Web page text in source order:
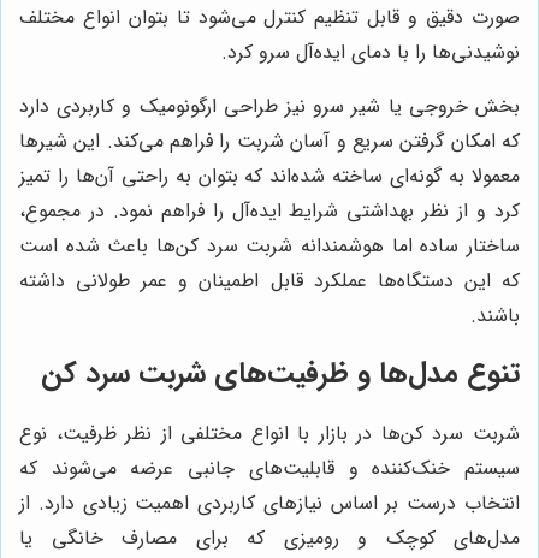
صورت دقیق و قابل تنظیم کنترل می‌شود تا بتوان انواع مختلف
نوشیدنی‌ها را با دمای ایده‌آل سرو کرد.
بخش خروجی یا شیر سرو نیز طراحی ارگونومیک و کاربردی دارد
که امکان گرفتن سریع و آسان شربت را فراهم می‌کند. این شیرها
معمولا به گونه‌ای ساخته شده‌اند که بتوان به راحتی آن‌ها را تمیز
کرد و از نظر بهداشتی شرایط ایده‌آل را فراهم نمود. در مجموع،
ساختار ساده اما هوشمندانه شربت سرد کن‌ها باعث شده است
که این دستگاه‌ها عملکرد قابل اطمینان و عمر طولانی داشته
باشند.
تنوع مدل‌ها و ظرفیت‌های شربت سرد کن
شربت سرد کن‌ها در بازار با انواع مختلفی از نظر ظرفیت، نوع
سیستم خنک‌کننده و قابلیت‌های جانبی عرضه می‌شوند که
انتخاب درست بر اساس نیازهای کاربردی اهمیت زیادی دارد. از
مدل‌های کوچک و رومیزی که برای مصارف خانگی یا